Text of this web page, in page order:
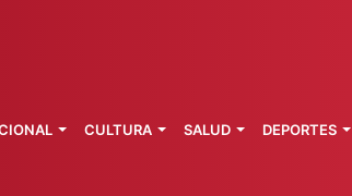
CULTURA SALUD DEPORTES